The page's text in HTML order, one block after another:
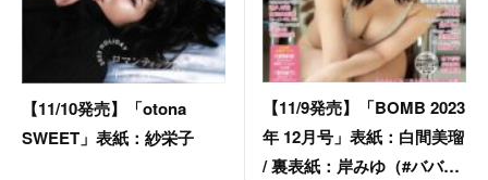
【11/10発売】「otona
SWEET」表紙：紗栄子
【11/9発売】「BOMB 2023
年 12月号」表紙：白間美瑠
/ 裏表紙：岸みゆ（#バババ